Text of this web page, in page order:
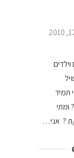
תמיד
ת ? אני…